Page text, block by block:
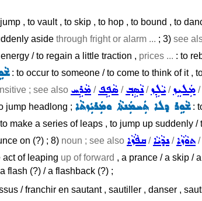
, to vault , to skip , to hop , to bound , to
aside through fright or alarm ... ; 3) see
/ to regain a little traction , prices ... : to
: to occur to someone / to come to think of it ,
; see also ܡܵܪܹܚ /ܣܵܦܹܦ /ܢܵܣܹܒ݂/ܝܵܠܹܙ/ܡܲܠܝܸܙ /
jump headlong ; ܫܵܘܹܪ ܕܠܐ ܬܲܚܡܲܢܬܵܐ ܘܡܲܪܝܲܙܬܵܐ:
make a series of leaps , to jump up suddenly /
on (?) ; 8) noun ; see also ܩܦܵܙܵܐ/ܢܕܵܝܵܐ/ܬܘܵܙܵܐ /
of leaping up of forward , a prance / a skip /
flash (?) / a flashback (?) ;
/ franchir en sautant , sautiller , danser ,